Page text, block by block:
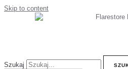
Skip to content
Szukaj